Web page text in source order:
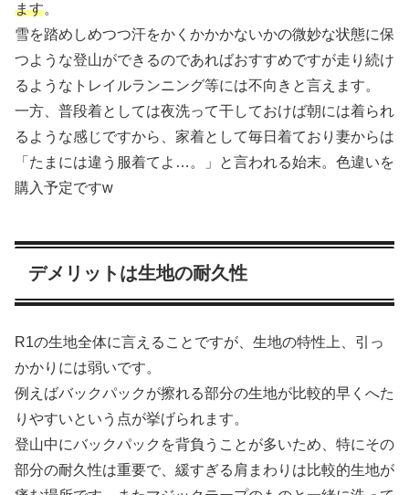
ます。
雪を踏めしめつつ汗をかくかかかないかの微妙な状態に保
つような登山ができるのであればおすすめですが走り続け
るようなトレイルランニング等には不向きと言えます。
一方、普段着としては夜洗って干しておけば朝には着られ
るような感じですから、家着として毎日着ており妻からは
「たまには違う服着てよ…。」と言われる始末。色違いを
購入予定ですw
デメリットは生地の耐久性
R1の生地全体に言えることですが、生地の特性上、引っ
かかりには弱いです。
例えばバックパックが擦れる部分の生地が比較的早くへた
りやすいという点が挙げられます。
登山中にバックパックを背負うことが多いため、特にその
部分の耐久性は重要で、緩すぎる肩まわりは比較的生地が